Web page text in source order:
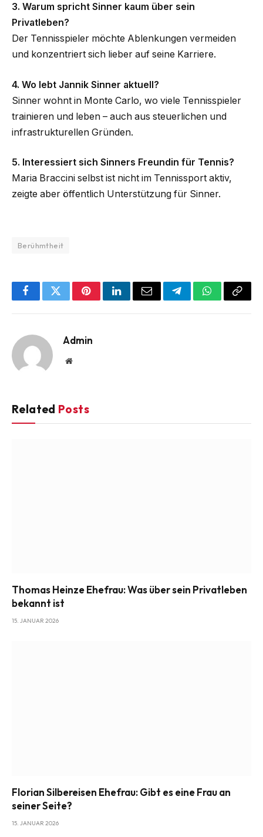
3. Warum spricht Sinner kaum über sein
Privatleben?
Der Tennisspieler möchte Ablenkungen vermeiden
und konzentriert sich lieber auf seine Karriere.
4. Wo lebt Jannik Sinner aktuell?
Sinner wohnt in Monte Carlo, wo viele Tennisspieler
trainieren und leben – auch aus steuerlichen und
infrastrukturellen Gründen.
5. Interessiert sich Sinners Freundin für Tennis?
Maria Braccini selbst ist nicht im Tennissport aktiv,
zeigte aber öffentlich Unterstützung für Sinner.
Berühmtheit
FacebookTwitterPinterestLinkedInEmail TelegramWhatsApp
Copy
Admin
Website
Related Posts
Thomas Heinze Ehefrau: Was über sein Privatleben
bekannt ist
15. JANUAR 2026
Florian Silbereisen Ehefrau: Gibt es eine Frau an
seiner Seite?
15. JANUAR 2026